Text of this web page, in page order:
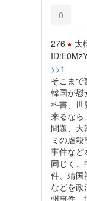
0
276 太
>>1
そこまで
韓国が慰
科書、世
来るなら
問題、
ミの虐
事件など
同じく
件、靖国
などを政
州事件、